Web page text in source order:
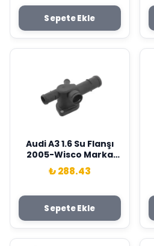
Sepete Ekle
Audi A3 1.6 Su Flanşı
2005-Wisco Marka
06A121132R
₺ 288.43
Sepete Ekle